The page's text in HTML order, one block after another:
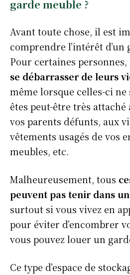
garde meuble ?
Avant toute chose, il est
comprendre l’intérêt d’un
Pour certaines
se débarrasser de leurs
même lorsque celles-ci ne
êtes peut-être très
vos parents défunts, aux
vêtements usagés de vos
meubles, etc.
Malheureusement, tous
peuvent pas tenir dans
surtout si vous vivez en
pour éviter d’encombrer
vous pouvez louer un
Ce type d’espace de